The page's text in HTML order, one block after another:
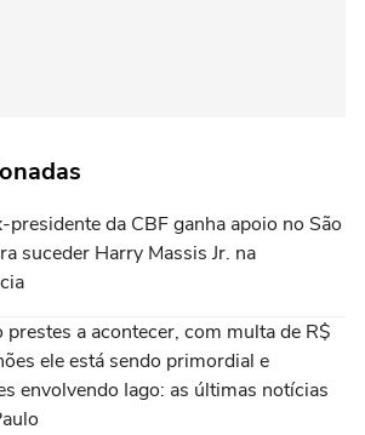
presidente da CBF ganha apoio no São
suceder Harry Massis Jr. na
prestes a acontecer, com multa de R$
ele está sendo primordial e
envolvendo Iago: as últimas notícias